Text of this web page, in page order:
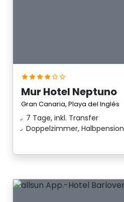
Mur Hotel Neptuno
Gran Canaria, Playa del Inglés
7 Tage, inkl. Transfer
Doppelzimmer, Halbpension